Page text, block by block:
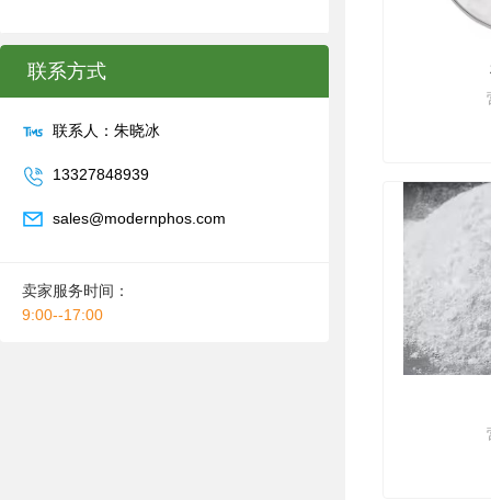
联系方式
联系人：朱晓冰
13327848939
sales@modernphos.com
卖家服务时间：
9:00--17:00